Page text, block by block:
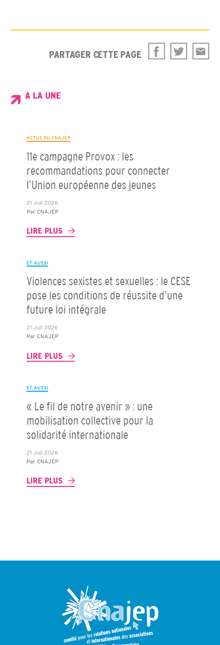
PARTAGER CETTE PAGE
A LA UNE
ACTUS DU CNAJEP
11e campagne Provox : les
recommandations pour connecter
l’Union européenne des jeunes
21 Juil 2026
Par CNAJEP
LIRE PLUS
ET AUSSI
Violences sexistes et sexuelles : le CESE
pose les conditions de réussite d’une
future loi intégrale
21 Juil 2026
Par CNAJEP
LIRE PLUS
ET AUSSI
« Le fil de notre avenir » : une
mobilisation collective pour la
solidarité internationale
21 Juil 2026
Par CNAJEP
LIRE PLUS